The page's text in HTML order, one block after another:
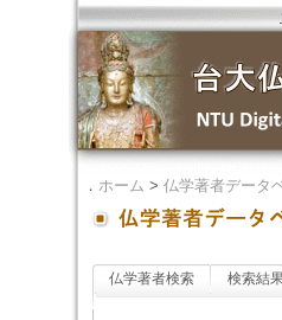
． ホーム > 仏学著者データ
仏学著者検索 検索結